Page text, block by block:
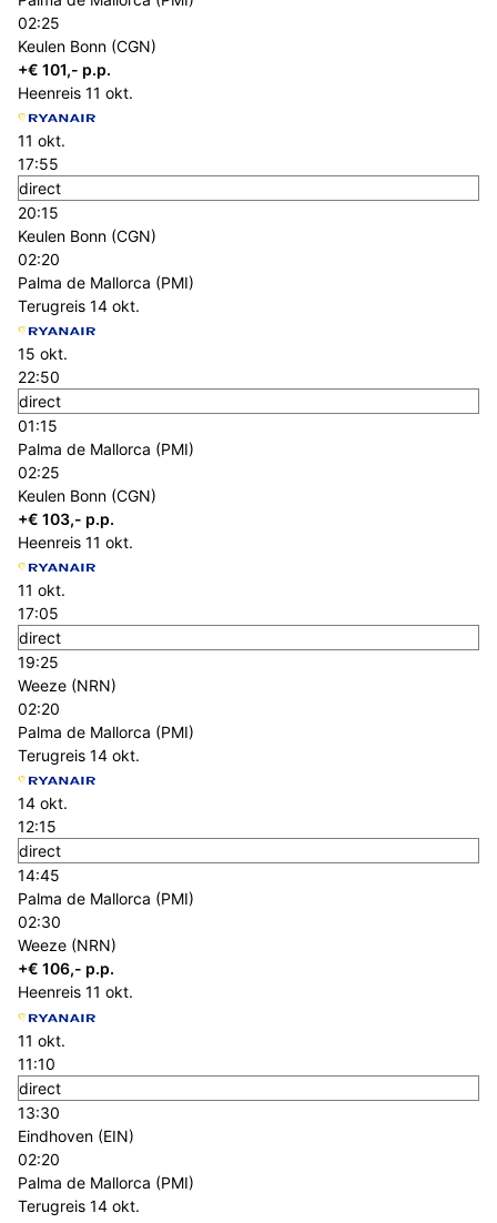
02:25
Keulen Bonn (CGN)
+€ 101,- p.p.
Heenreis 11 okt.
11 okt.
17:55
direct
20:15
Keulen Bonn (CGN)
02:20
Palma de Mallorca (PMI)
Terugreis 14 okt.
15 okt.
22:50
direct
01:15
Palma de Mallorca (PMI)
02:25
Keulen Bonn (CGN)
+€ 103,- p.p.
Heenreis 11 okt.
11 okt.
17:05
direct
19:25
Weeze (NRN)
02:20
Palma de Mallorca (PMI)
Terugreis 14 okt.
14 okt.
12:15
direct
14:45
Palma de Mallorca (PMI)
02:30
Weeze (NRN)
+€ 106,- p.p.
Heenreis 11 okt.
11 okt.
11:10
direct
13:30
Eindhoven (EIN)
02:20
Palma de Mallorca (PMI)
Terugreis 14 okt.